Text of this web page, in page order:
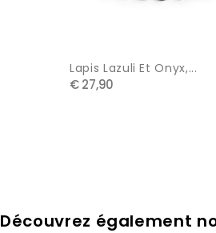
Lapis Lazuli Et Onyx,...
€ 27,90
Découvrez également